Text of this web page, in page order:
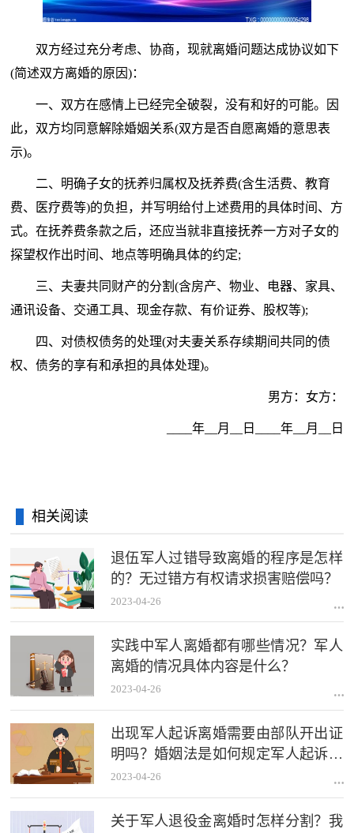
双方经过充分考虑、协商，现就离婚问题达成协议如下
(简述双方离婚的原因)：
一、双方在感情上已经完全破裂，没有和好的可能。因
此，双方均同意解除婚姻关系(双方是否自愿离婚的意思表
示)。
二、明确子女的抚养归属权及抚养费(含生活费、教育
费、医疗费等)的负担，并写明给付上述费用的具体时间、方
式。在抚养费条款之后，还应当就非直接抚养一方对子女的
探望权作出时间、地点等明确具体的约定;
三、夫妻共同财产的分割(含房产、物业、电器、家具、
通讯设备、交通工具、现金存款、有价证券、股权等);
四、对债权债务的处理(对夫妻关系存续期间共同的债
权、债务的享有和承担的具体处理)。
男方：女方：
____年__月__日____年__月__日
相关阅读
退伍军人过错导致离婚的程序是怎样
的？无过错方有权请求损害赔偿吗？
2023-04-26
实践中军人离婚都有哪些情况？军人
离婚的情况具体内容是什么？
2023-04-26
出现军人起诉离婚需要由部队开出证
明吗？婚姻法是如何规定军人起诉离
婚的？
2023-04-26
关于军人退役金离婚时怎样分割？我